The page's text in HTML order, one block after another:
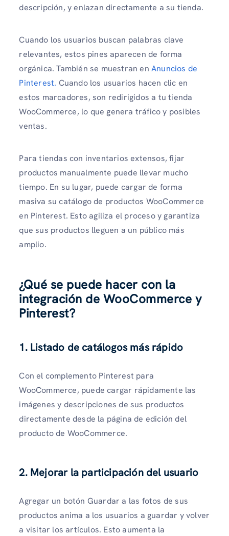
descripción, y enlazan directamente a su tienda.
Cuando los usuarios buscan palabras clave
relevantes, estos pines aparecen de forma
orgánica. También se muestran en Anuncios de
Pinterest. Cuando los usuarios hacen clic en
estos marcadores, son redirigidos a tu tienda
WooCommerce, lo que genera tráfico y posibles
ventas.
Para tiendas con inventarios extensos, fijar
productos manualmente puede llevar mucho
tiempo. En su lugar, puede cargar de forma
masiva su catálogo de productos WooCommerce
en Pinterest. Esto agiliza el proceso y garantiza
que sus productos lleguen a un público más
amplio.
¿Qué se puede hacer con la
integración de WooCommerce y
Pinterest?
1. Listado de catálogos más rápido
Con el complemento Pinterest para
WooCommerce, puede cargar rápidamente las
imágenes y descripciones de sus productos
directamente desde la página de edición del
producto de WooCommerce.
2. Mejorar la participación del usuario
Agregar un botón Guardar a las fotos de sus
productos anima a los usuarios a guardar y volver
a visitar los artículos. Esto aumenta la